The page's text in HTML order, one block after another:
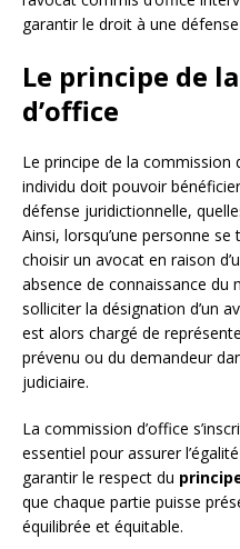
garantir le droit à une
Le principe de
d’office
Le principe de la commission
individu doit pouvoir
défense juridictionnelle,
Ainsi, lorsqu’une personne
choisir un avocat en raison
absence de connaissance du
solliciter la désignation d’un
est alors chargé de
prévenu ou du demandeur
judiciaire.
La commission d’office
essentiel pour assurer
garantir le respect du
que chaque partie puisse
équilibrée et équitable.